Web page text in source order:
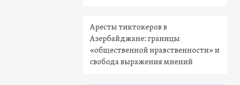
Аресты тиктокеров в
Азербайджане: границы
«общественной нравственности» и
свобода выражения мнений